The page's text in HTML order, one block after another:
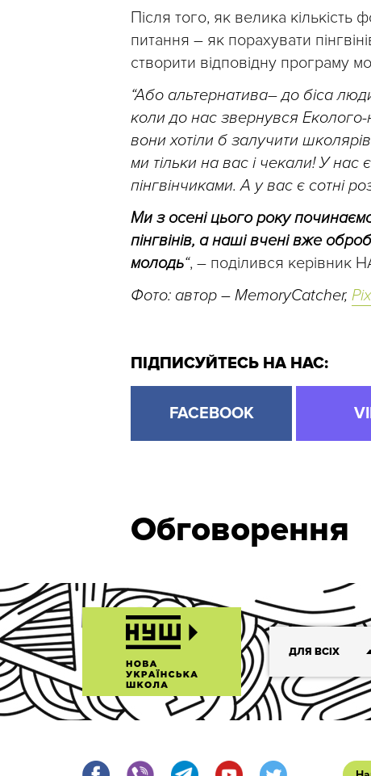
Після того, як велика
питання – як порахувати
створити відповідну програму
“Або альтернатива–до біса
коли до нас звернувся Еколого-
вони хотіли б залучити
ми тільки на вас і чекали! У нас
пінгвінчиками. А у вас є сотні
Ми з осені цього року
пінгвінів, а наші вчені вже
молодь“, – поділився керівник
Фото: автор – MemoryCatcher,
ПІДПИСУЙТЕСЬ НА НАС:
FACEBOOK
Обговорення
ДЛЯ ВСІХ